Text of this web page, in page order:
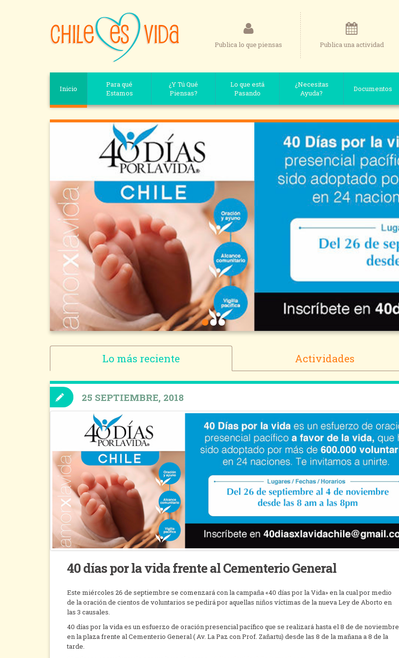
Publica lo que piensas Publica una actividad
Inicio
Para qué
Estamos
¿Y Tú Qué
Piensas?
Lo que está
Pasando
¿Necesitas
Ayuda?
Documentos
Lo más reciente Actividades
40 días por la vida frente al Cementerio General
Este miércoles 26 de septiembre se comenzará con la campaña «40 días por la Vida» en la cual por medio
de la oración de cientos de voluntarios se pedirá por aquellas niños víctimas de la nueva Ley de Aborto en
las 3 causales.
40 días por la vida es un esfuerzo de oración presencial pacífico que se realizará hasta el 8 de de noviembre
en la plaza frente al Cementerio General ( Av. La Paz con Prof. Zañartu) desde las 8 de la mañana a 8 de la
tarde.
25 SEPTIEMBRE, 2018